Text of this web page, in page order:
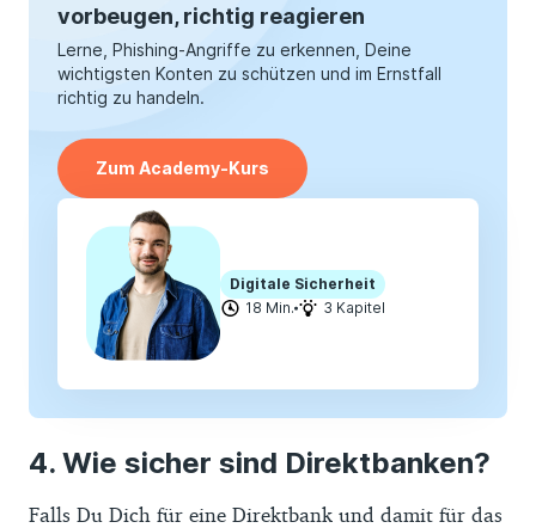
vorbeugen, richtig reagieren
Lerne, Phishing-Angriffe zu erkennen, Deine
wichtigsten Konten zu schützen und im Ernstfall
richtig zu handeln.
Zum Academy-Kurs
Digitale Sicherheit
18 Min.
3 Kapitel
Wie sicher sind Direktbanken?
Falls Du Dich für eine Direktbank und damit für das